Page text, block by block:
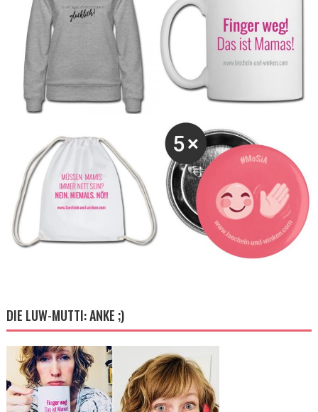
DIE LUW-MUTTI: ANKE ;)